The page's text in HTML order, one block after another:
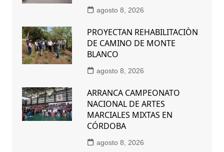
agosto 8, 2026
PROYECTAN REHABILITACIÒN
DE CAMINO DE MONTE
BLANCO
agosto 8, 2026
ARRANCA CAMPEONATO
NACIONAL DE ARTES
MARCIALES MIXTAS EN
CÓRDOBA
agosto 8, 2026